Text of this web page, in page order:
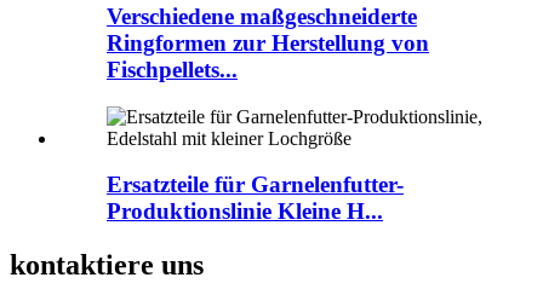
Verschiedene maßgeschneiderte
Ringformen zur Herstellung von
Fischpellets...
Ersatzteile für Garnelenfutter-
Produktionslinie Kleine H...
kontaktiere uns